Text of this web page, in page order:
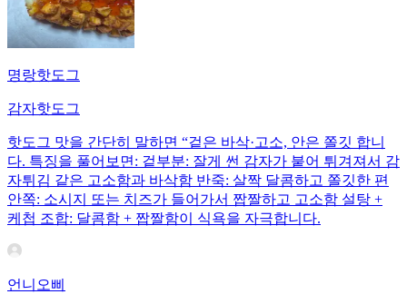
명랑핫도그
감자핫도그
핫도그 맛을 간단히 말하면 “겉은 바삭·고소, 안은 쫄깃 합니
다. 특징을 풀어보면: 겉부분: 잘게 썬 감자가 붙어 튀겨져서 감
자튀김 같은 고소함과 바삭함 반죽: 살짝 달콤하고 쫄깃한 편
안쪽: 소시지 또는 치즈가 들어가서 짭짤하고 고소함 설탕 +
케첩 조합: 달콤함 + 짭짤함이 식욕을 자극합니다.
언니오삐